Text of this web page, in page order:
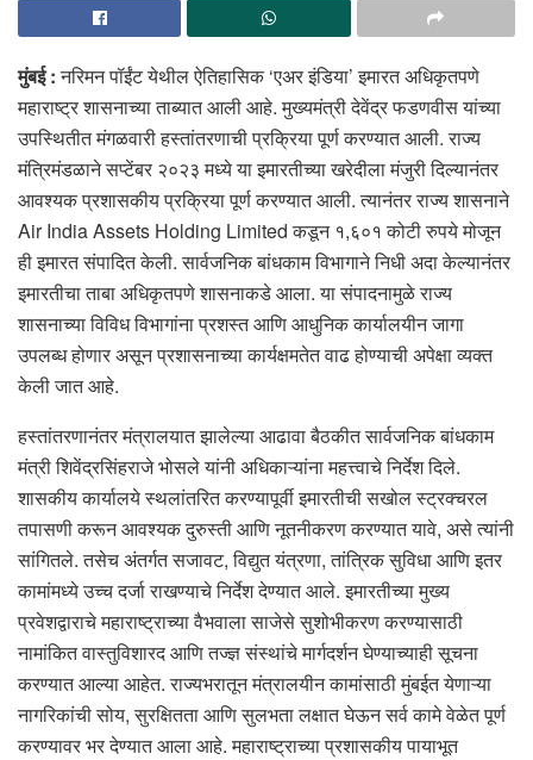
मुंबई :नरिमन पॉईंट येथील ऐतिहासिक ‘एअर इंडिया’ इमारत अधिकृतपणे
महाराष्ट्र शासनाच्या ताब्यात आली आहे. मुख्यमंत्री देवेंद्र फडणवीस यांच्या
उपस्थितीत मंगळवारी हस्तांतरणाची प्रक्रिया पूर्ण करण्यात आली. राज्य
मंत्रिमंडळाने सप्टेंबर २०२३ मध्ये या इमारतीच्या खरेदीला मंजुरी दिल्यानंतर
आवश्यक प्रशासकीय प्रक्रिया पूर्ण करण्यात आली. त्यानंतर राज्य शासनाने
Air India Assets Holding Limited कडून १,६०१ कोटी रुपये मोजून
ही इमारत संपादित केली. सार्वजनिक बांधकाम विभागाने निधी अदा केल्यानंतर
इमारतीचा ताबा अधिकृतपणे शासनाकडे आला. या संपादनामुळे राज्य
शासनाच्या विविध विभागांना प्रशस्त आणि आधुनिक कार्यालयीन जागा
उपलब्ध होणार असून प्रशासनाच्या कार्यक्षमतेत वाढ होण्याची अपेक्षा व्यक्त
केली जात आहे.
हस्तांतरणानंतर मंत्रालयात झालेल्या आढावा बैठकीत सार्वजनिक बांधकाम
मंत्री शिवेंद्रसिंहराजे भोसले यांनी अधिकाऱ्यांना महत्त्वाचे निर्देश दिले.
शासकीय कार्यालये स्थलांतरित करण्यापूर्वी इमारतीची सखोल स्ट्रक्चरल
तपासणी करून आवश्यक दुरुस्ती आणि नूतनीकरण करण्यात यावे, असे त्यांनी
सांगितले. तसेच अंतर्गत सजावट, विद्युत यंत्रणा, तांत्रिक सुविधा आणि इतर
कामांमध्ये उच्च दर्जा राखण्याचे निर्देश देण्यात आले. इमारतीच्या मुख्य
प्रवेशद्वाराचे महाराष्ट्राच्या वैभवाला साजेसे सुशोभीकरण करण्यासाठी
नामांकित वास्तुविशारद आणि तज्ज्ञ संस्थांचे मार्गदर्शन घेण्याच्याही सूचना
करण्यात आल्या आहेत. राज्यभरातून मंत्रालयीन कामांसाठी मुंबईत येणाऱ्या
नागरिकांची सोय, सुरक्षितता आणि सुलभता लक्षात घेऊन सर्व कामे वेळेत पूर्ण
करण्यावर भर देण्यात आला आहे. महाराष्ट्राच्या प्रशासकीय पायाभूत